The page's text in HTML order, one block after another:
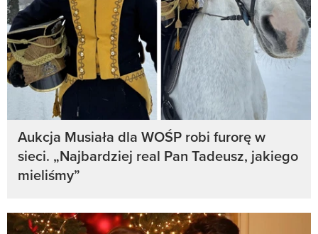
Aukcja Musiała dla WOŚP robi furorę w
sieci. „Najbardziej real Pan Tadeusz, jakiego
mieliśmy”